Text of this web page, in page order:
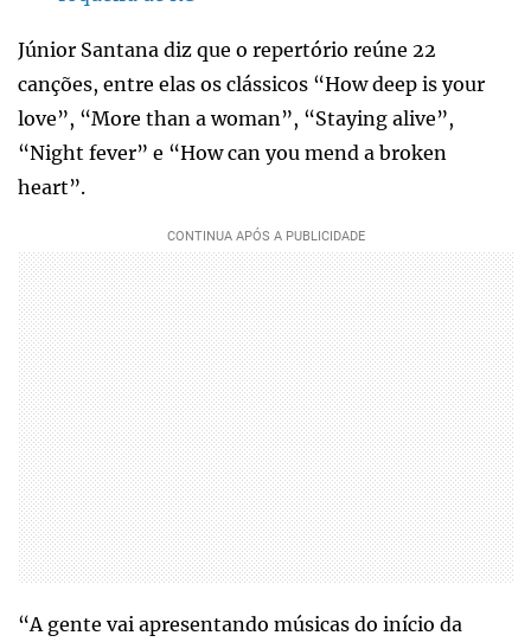
Júnior Santana diz que o repertório reúne 22
canções, entre elas os clássicos “How deep is your
love”, “More than a woman”, “Staying alive”,
“Night fever” e “How can you mend a broken
heart”.
“A gente vai apresentando músicas do início da